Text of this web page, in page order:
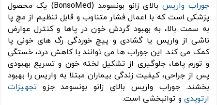
جوراب واریس
بالای زانو بونسومد (BonsoMed) یک محصول
پزشکی است که با اعمال فشار متناوب و قابل تنظیم از مچ پا
به سمت بالا، به بهبود گردش خون در پاها و کنترل عوارض
ناشی از واریس یا گشادی و پیچ خوردگی رگ های خونی پا
کمک می کند. این جوراب ها می توانند با کاهش درد، خستگی
و تورم پاها، جلوگیری از تشکیل لخته خون و تسریع بهبودی
پس از جراحی، کیفیت زندگی بیماران مبتلا به واریس را بهبود
بخشند. جوراب واریس بالای زانو بونسومد جزوتجهیزات
ارتوپدیو توانبخشی است.